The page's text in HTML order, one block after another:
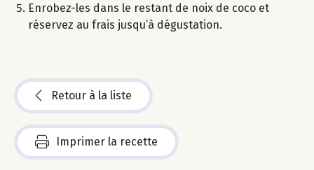
Enrobez-les dans le restant de noix de coco et
réservez au frais jusqu’à dégustation.
Retour à la liste
Imprimer la recette